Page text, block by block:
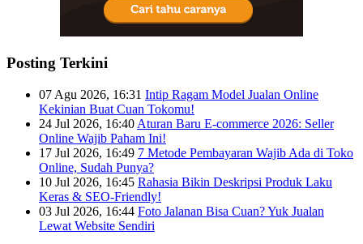
Posting Terkini
07 Agu 2026, 16:31 Intip Ragam Model Jualan Online
Kekinian Buat Cuan Tokomu!
24 Jul 2026, 16:40 Aturan Baru E-commerce 2026: Seller
Online Wajib Paham Ini!
17 Jul 2026, 16:49 7 Metode Pembayaran Wajib Ada di Toko
Online, Sudah Punya?
10 Jul 2026, 16:45 Rahasia Bikin Deskripsi Produk Laku
Keras & SEO-Friendly!
03 Jul 2026, 16:44 Foto Jalanan Bisa Cuan? Yuk Jualan
Lewat Website Sendiri